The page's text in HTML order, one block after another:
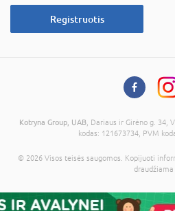
Registruotis
Kotryna Group, UAB , Dariaus ir Girėno g. 34,
kodas: 121673734, PVM
© 2026 Visos teisės saugomos. Kopijuoti
draudžiama